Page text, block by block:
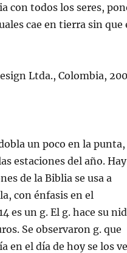
con todos los seres,
cae en tierra sin que
Ltda., Colombia,
un poco en la punta,
estaciones del año. Hay
de la Biblia se usa a
con énfasis en el
es un g. El g. hace su
Se observaron g. que
en el dí­a de hoy se los